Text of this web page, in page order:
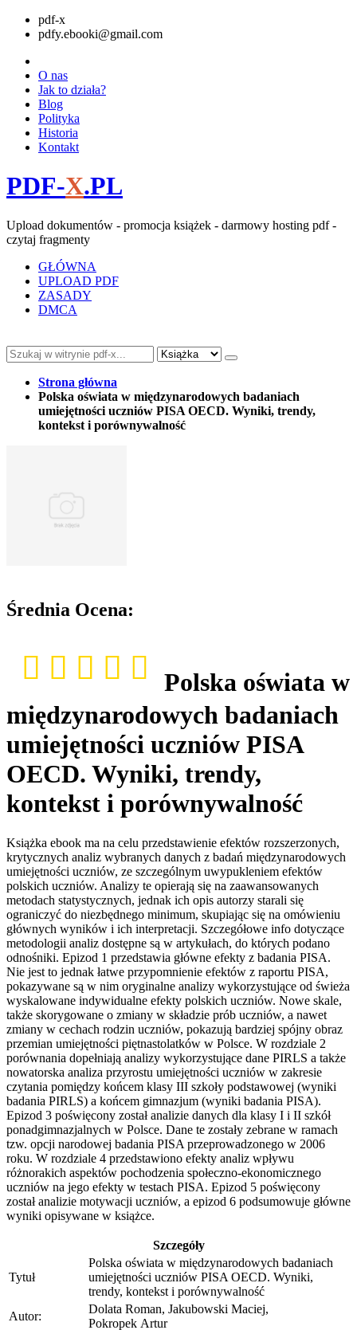
pdf-x
pdfy.ebooki@gmail.com
O nas
Jak to działa?
Blog
Polityka
Historia
Kontakt
PDF-X.PL
Upload dokumentów - promocja książek - darmowy hosting pdf -
czytaj fragmenty
GŁÓWNA
UPLOAD PDF
ZASADY
DMCA
Strona główna
Polska oświata w międzynarodowych badaniach
umiejętności uczniów PISA OECD. Wyniki, trendy,
kontekst i porównywalność
Średnia Ocena:
Polska oświata w
międzynarodowych badaniach
umiejętności uczniów PISA
OECD. Wyniki, trendy,
kontekst i porównywalność
Książka ebook ma na celu przedstawienie efektów rozszerzonych,
krytycznych analiz wybranych danych z badań międzynarodowych
umiejętności uczniów, ze szczególnym uwypukleniem efektów
polskich uczniów. Analizy te opierają się na zaawansowanych
metodach statystycznych, jednak ich opis autorzy starali się
ograniczyć do niezbędnego minimum, skupiając się na omówieniu
głównych wyników i ich interpretacji. Szczegółowe info dotyczące
metodologii analiz dostępne są w artykułach, do których podano
odnośniki. Epizod 1 przedstawia główne efekty z badania PISA.
Nie jest to jednak łatwe przypomnienie efektów z raportu PISA,
pokazywane są w nim oryginalne analizy wykorzystujące od świeża
wyskalowane indywidualne efekty polskich uczniów. Nowe skale,
także skorygowane o zmiany w składzie prób uczniów, a nawet
zmiany w cechach rodzin uczniów, pokazują bardziej spójny obraz
przemian umiejętności piętnastolatków w Polsce. W rozdziale 2
porównania dopełniają analizy wykorzystujące dane PIRLS a także
nowatorska analiza przyrostu umiejętności uczniów w zakresie
czytania pomiędzy końcem klasy III szkoły podstawowej (wyniki
badania PIRLS) a końcem gimnazjum (wyniki badania PISA).
Epizod 3 poświęcony został analizie danych dla klasy I i II szkół
ponadgimnazjalnych w Polsce. Dane te zostały zebrane w ramach
tzw. opcji narodowej badania PISA przeprowadzonego w 2006
roku. W rozdziale 4 przedstawiono efekty analiz wpływu
różnorakich aspektów pochodzenia społeczno-ekonomicznego
uczniów na jego efekty w testach PISA. Epizod 5 poświęcony
został analizie motywacji uczniów, a epizod 6 podsumowuje główne
wyniki opisywane w książce.
Szczegóły
Tytuł
Polska oświata w międzynarodowych badaniach
umiejętności uczniów PISA OECD. Wyniki,
trendy, kontekst i porównywalność
Autor:
Dolata Roman, Jakubowski Maciej,
Pokropek Artur